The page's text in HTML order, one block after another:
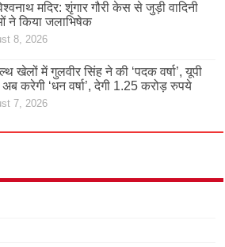
मदिर: शृंगार गौरी केस से जुड़ी वादिनी
ने किया जलाभिषेक
8, 2026
खेलों में गुलवीर सिंह ने की ‘पदक वर्षा’, यूपी
करेगी ‘धन वर्षा’, देगी 1.25 करोड़ रुपये
7, 2026